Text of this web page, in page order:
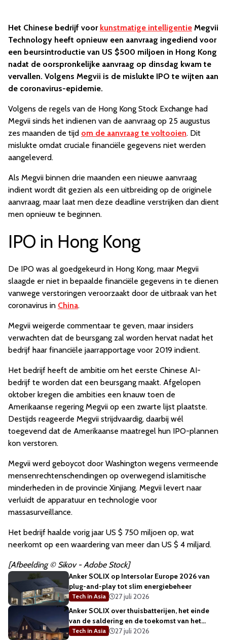
Het Chinese bedrijf voor kunstmatige intelligentie Megvii
Technology heeft opnieuw een aanvraag ingediend voor
een beursintroductie van US $500 miljoen in Hong Kong
nadat de oorspronkelijke aanvraag op dinsdag kwam te
vervallen. Volgens Megvii is de mislukte IPO te wijten aan
de coronavirus-epidemie.
Volgens de regels van de Hong Kong Stock Exchange had
Megvii sinds het indienen van de aanvraag op 25 augustus
zes maanden de tijd om de aanvraag te voltooien. Dit
mislukte omdat cruciale financiële gegevens niet werden
aangeleverd.
Als Megvii binnen drie maanden een nieuwe aanvraag
indient wordt dit gezien als een uitbreiding op de originele
aanvraag, maar laat men deze deadline verstrijken dan dient
men opnieuw te beginnen.
IPO in Hong Kong
De IPO was al goedgekeurd in Hong Kong, maar Megvii
slaagde er niet in bepaalde financiële gegevens in te dienen
vanwege verstoringen veroorzaakt door de uitbraak van het
coronavirus in China.
Megvii weigerde commentaar te geven, maar insiders
verwachten dat de beursgang zal worden hervat nadat het
bedrijf haar financiële jaarrapportage voor 2019 indient.
Het bedrijf heeft de ambitie om het eerste Chinese AI-
bedrijf te worden dat een beursgang maakt. Afgelopen
oktober kregen die ambities een knauw toen de
Amerikaanse regering Megvii op een zwarte lijst plaatste.
Destijds reageerde Megvii strijdvaardig, daarbij wél
toegevend dat de Amerikaanse maatregel hun IPO-plannen
kon verstoren.
Megvii werd geboycot door Washington wegens vermeende
mensenrechtenschendingen op overwegend islamitische
minderheden in de provincie Xinjiang. Megvii levert naar
verluidt de apparatuur en technologie voor
massasurveillance.
Het bedrijf haalde vorig jaar US $ 750 miljoen op, wat
neerkomt op een waardering van meer dan US $ 4 miljard.
[Afbeelding © Sikov - Adobe Stock]
Anker SOLIX op Intersolar Europe 2026 van
plug-and-play tot slim energiebeheer
Tech in Asia
27 juli 2026
Anker SOLIX over thuisbatterijen, het einde
van de saldering en de toekomst van het
energienet
Tech in Asia
27 juli 2026